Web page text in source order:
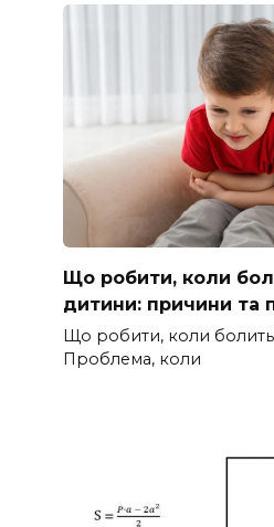
Що робити, коли
дитини: причини та
Що робити, коли болить
Проблема, коли